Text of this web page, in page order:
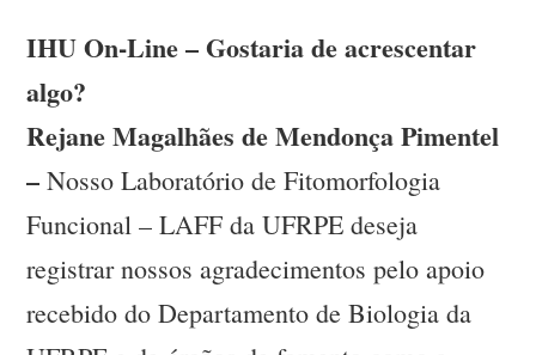
IHU On-Line – Gostaria de acrescentar
algo?
Rejane Magalhães de Mendonça Pimentel
– Nosso Laboratório de Fitomorfologia
Funcional – LAFF da UFRPE deseja
registrar nossos agradecimentos pelo apoio
recebido do Departamento de Biologia da